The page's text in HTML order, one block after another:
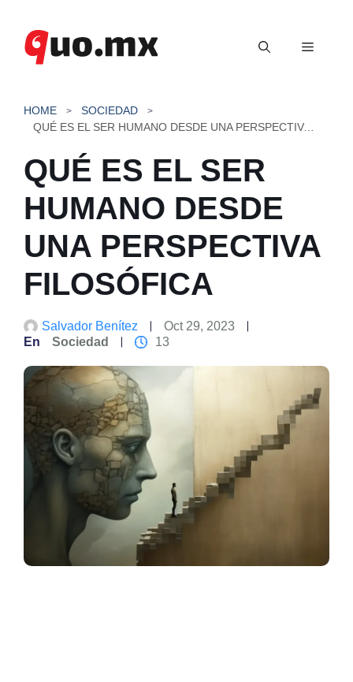
contenido
Menú
HOME
SOCIEDAD
QUÉ ES EL SER HUMANO DESDE UNA PERSPECTIVA FILOSÓFICA
QUÉ ES EL SER
HUMANO DESDE
UNA PERSPECTIVA
FILOSÓFICA
Salvador Benítez
Oct 29, 2023
En
Sociedad 13